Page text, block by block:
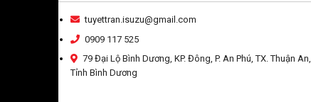
tuyettran.isuzu@gmail.com
0909 117 525
79 Đại Lộ Bình Dương, KP. Đông, P. An Phú, TX. Thuận An,
Tỉnh Bình Dương